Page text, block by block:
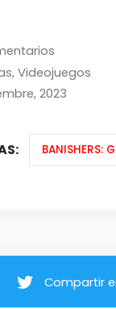
,Videojuegos
2023
BANISHERS:
Compartir